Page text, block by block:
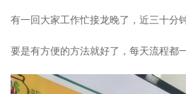
有一回大家工作忙接龙晚了，近三十分
要是有方便的方法就好了，每天流程都